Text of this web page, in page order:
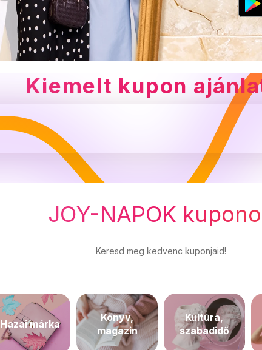
Kiemelt kupon
JOY-NAPOK
Keresd meg kedvenc kuponjaid!
Hazai márka
Könyv,
magazin
Kultúra,
szabadidő